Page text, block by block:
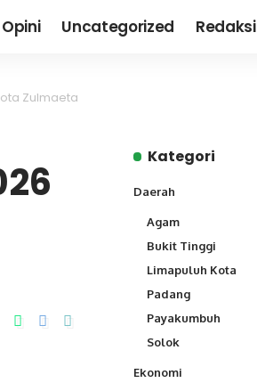
Opini Uncategorized Redaksi
Zulmaeta
Kategori
Daerah
Agam
Bukit Tinggi
Limapuluh Kota
Padang
Payakumbuh
Solok
Ekonomi